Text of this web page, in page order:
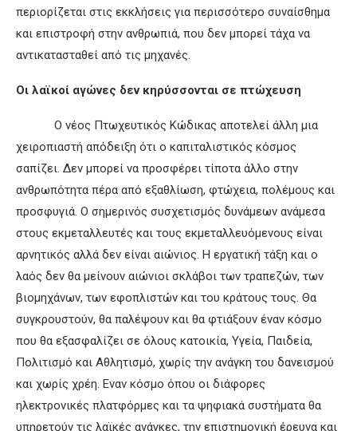
περιορίζεται στις εκκλήσεις για περισσότερο συναίσθημα
και επιστροφή στην ανθρωπιά, που δεν μπορεί τάχα να
αντικατασταθεί από τις μηχανές.
Οι λαϊκοί αγώνες δεν κηρύσσονται σε πτώχευση
Ο νέος Πτωχευτικός Κώδικας αποτελεί άλλη μια
χειροπιαστή απόδειξη ότι ο καπιταλιστικός κόσμος
σαπίζει. Δεν μπορεί να προσφέρει τίποτα άλλο στην
ανθρωπότητα πέρα από εξαθλίωση, φτώχεια, πολέμους και
προσφυγιά. Ο σημερινός συσχετισμός δυνάμεων ανάμεσα
στους εκμεταλλευτές και τους εκμεταλλευόμενους είναι
αρνητικός αλλά δεν είναι αιώνιος. Η εργατική τάξη και ο
λαός δεν θα μείνουν αιώνιοι σκλάβοι των τραπεζών, των
βιομηχάνων, των εφοπλιστών και του κράτους τους. Θα
συγκρουστούν, θα παλέψουν και θα φτιάξουν έναν κόσμο
που θα εξασφαλίζει σε όλους κατοικία, Υγεία, Παιδεία,
Πολιτισμό και Αθλητισμό, χωρίς την ανάγκη του δανεισμού
και χωρίς χρέη. Εναν κόσμο όπου οι διάφορες
ηλεκτρονικές πλατφόρμες και τα ψηφιακά συστήματα θα
υπηρετούν τις λαϊκές ανάγκες, την επιστημονική έρευνα και